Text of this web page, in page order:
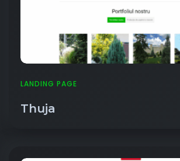
LANDING PAGE
Thuja